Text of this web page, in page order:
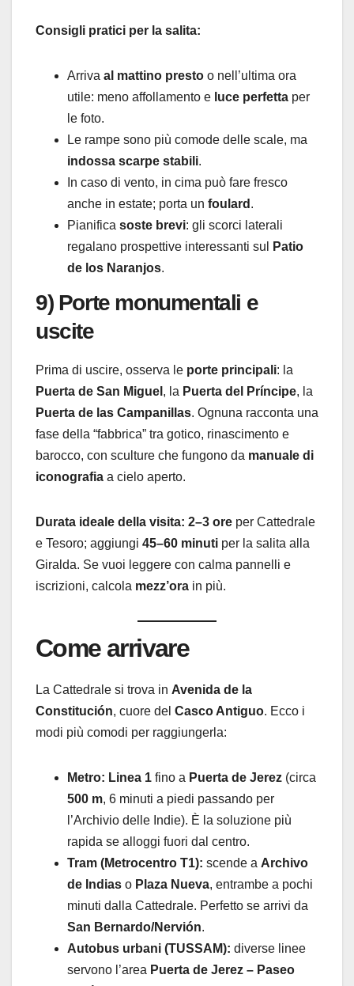
Consigli pratici per la salita:
Arriva al mattino presto o nell’ultima ora
utile: meno affollamento e luce perfetta per
le foto.
Le rampe sono più comode delle scale, ma
indossa scarpe stabili.
In caso di vento, in cima può fare fresco
anche in estate; porta un foulard .
Pianifica soste brevi: gli scorci laterali
regalano prospettive interessanti sul
Patio
de los Naranjos.
9) Porte monumentali e
uscite
Prima di uscire, osserva le porte principali: la
Puerta de San Miguel , la Puerta del Príncipe, la
Puerta de las Campanillas. Ognuna racconta una
fase della “fabbrica” tra gotico, rinascimento e
barocco, con sculture che fungono da manuale di
iconografia a cielo aperto.
Durata ideale della visita: 2–3 ore per Cattedrale
e Tesoro; aggiungi 45–60 minuti per la salita alla
Giralda. Se vuoi leggere con calma pannelli e
iscrizioni, calcola mezz’ora in più.
Come arrivare
La Cattedrale si trova in Avenida de la
Constitución, cuore del Casco Antiguo. Ecco i
modi più comodi per raggiungerla:
Metro: Linea 1 fino a Puerta de Jerez (circa
500 m, 6 minuti a piedi passando per
l’Archivio delle Indie). È la soluzione più
rapida se alloggi fuori dal centro.
Tram (Metrocentro T1): scende a Archivo
de Indias o Plaza Nueva, entrambe a pochi
minuti dalla Cattedrale. Perfetto se arrivi da
San Bernardo/Nervión.
Autobus urbani (TUSSAM): diverse linee
servono l’area Puerta de Jerez – Paseo